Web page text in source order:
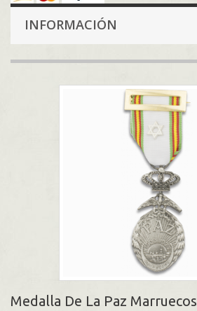
INFORMACIÓN
Medalla De La Paz Marruecos